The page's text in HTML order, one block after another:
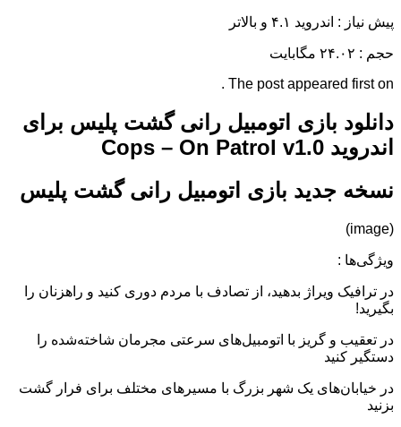
پیش نیاز : اندروید ۴.۱ و بالاتر
حجم : ۲۴.۰۲ مگابایت
The post appeared first on .
دانلود بازی اتومبیل رانی گشت پلیس برای
اندروید Cops – On Patrol v1.0
نسخه جدید بازی اتومبیل رانی گشت پلیس
(image)
ویژگی‌ها :
در ترافیک ویراژ بدهید، از تصادف با مردم دوری کنید و راهزنان را
بگیرید!
در تعقیب و گریز با اتومبیل‌های سرعتی مجرمان شاخته‌شده را
دستگیر کنید
در خیابان‌های یک شهر بزرگ با مسیرهای مختلف برای فرار گشت
بزنید